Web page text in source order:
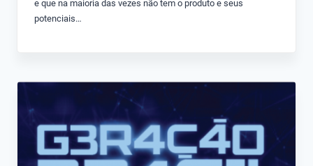
e que na maioria das vezes não tem o produto e seus
potenciais…